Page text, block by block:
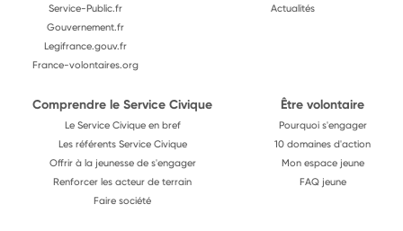
Service-Public.fr
Gouvernement.fr
Legifrance.gouv.fr
France-volontaires.org
Actualités
Comprendre le Service Civique
Le Service Civique en bref
Les référents Service Civique
Offrir à la jeunesse de s'engager
Renforcer les acteur de terrain
Faire société
Être volontaire
Pourquoi s'engager
10 domaines d'action
Mon espace jeune
FAQ jeune